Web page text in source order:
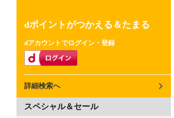
dポイントがつかえる＆たまる
dアカウントでログイン・登録
詳細検索へ
スペシャル＆セール